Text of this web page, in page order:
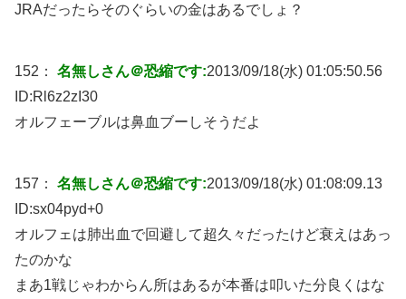
JRAだったらそのぐらいの金はあるでしょ？
152： 名無しさん＠恐縮です:2013/09/18(水) 01:05:50.56
ID:Rl6z2zI30
オルフェーブルは鼻血ブーしそうだよ
157： 名無しさん＠恐縮です:2013/09/18(水) 01:08:09.13
ID:sx04pyd+0
オルフェは肺出血で回避して超久々だったけど衰えはあっ
たのかな
まあ1戦じゃわからん所はあるが本番は叩いた分良くはな